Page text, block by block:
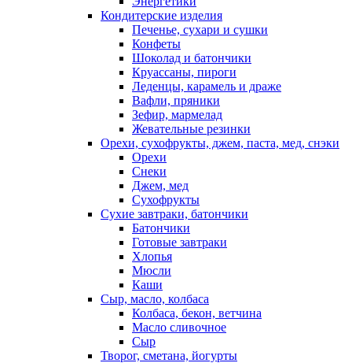
Кондитерские изделия
Печенье, сухари и сушки
Конфеты
Шоколад и батончики
Круассаны, пироги
Леденцы, карамель и драже
Вафли, пряники
Зефир, мармелад
Жевательные резинки
Орехи, сухофрукты, джем, паста, мед, снэки
Орехи
Снеки
Джем, мед
Сухофрукты
Сухие завтраки, батончики
Батончики
Готовые завтраки
Хлопья
Мюсли
Каши
Сыр, масло, колбаса
Колбаса, бекон, ветчина
Масло сливочное
Сыр
Творог, сметана, йогурты